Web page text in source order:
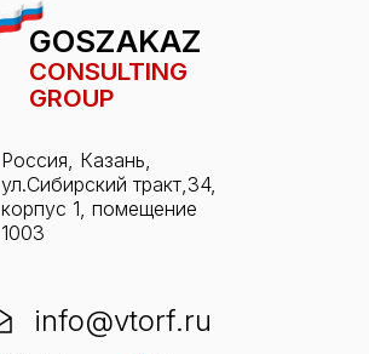
GOSZAKAZ
CONSULTING
GROUP
Россия, Казань,
ул.Сибирский тракт,34,
корпус 1, помещение
1003
info@vtorf.ru